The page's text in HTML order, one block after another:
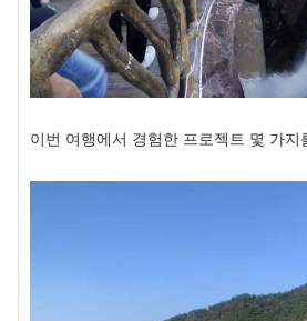
이번 여행에서 경험한 프로젝트 몇 가지